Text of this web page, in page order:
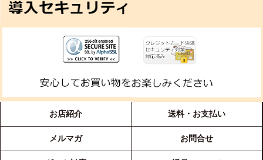
お店紹介 送料・お支払い
メルマガ お問合せ